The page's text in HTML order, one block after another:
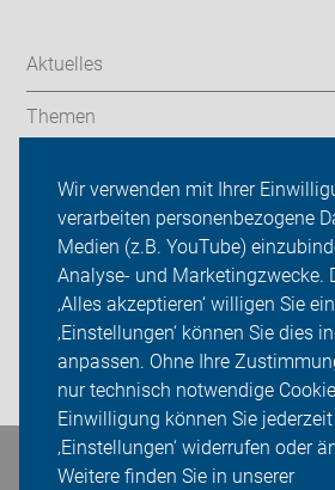
Wir verwenden mit Ihrer
verarbeiten personenbezogene
Medien (z.B. YouTube)
Analyse- und Marketingzwecke.
‚Alles akzeptieren‘ willigen Sie
‚Einstellungen‘ können Sie dies
anpassen. Ohne Ihre
nur technisch notwendige
Einwilligung können Sie
‚Einstellungen‘ widerrufen oder
Weitere finden Sie in unserer
Aktuelles
Themen
Ortsgruppen
Sei dabei
Presse
Login
Bleiben Sie in Kontakt